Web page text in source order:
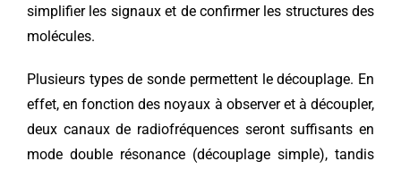
simplifier les signaux et de confirmer les structures des
molécules.
Plusieurs types de sonde permettent le découplage. En
effet, en fonction des noyaux à observer et à découpler,
deux canaux de radiofréquences seront suffisants en
mode double résonance (découplage simple), tandis